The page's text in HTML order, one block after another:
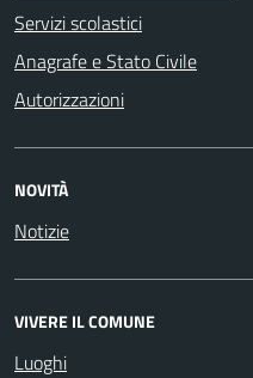
Servizi scolastici
Anagrafe e Stato Civile
Autorizzazioni
NOVITÀ
Notizie
VIVERE IL COMUNE
Luoghi